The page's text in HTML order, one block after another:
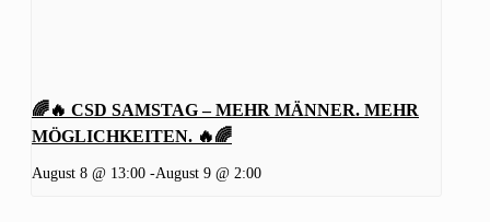
🌈🔥 CSD SAMSTAG – MEHR MÄNNER. MEHR
MÖGLICHKEITEN. 🔥🌈
August 8 @ 13:00 -August 9 @ 2:00